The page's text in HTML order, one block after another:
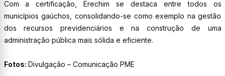
Com a certificação, Erechim se destaca entre todos os
municípios gaúchos, consolidando-se como exemplo na gestão
dos recursos previdenciários e na construção de uma
administração pública mais sólida e eficiente.
Fotos: Divulgação – Comunicação PME